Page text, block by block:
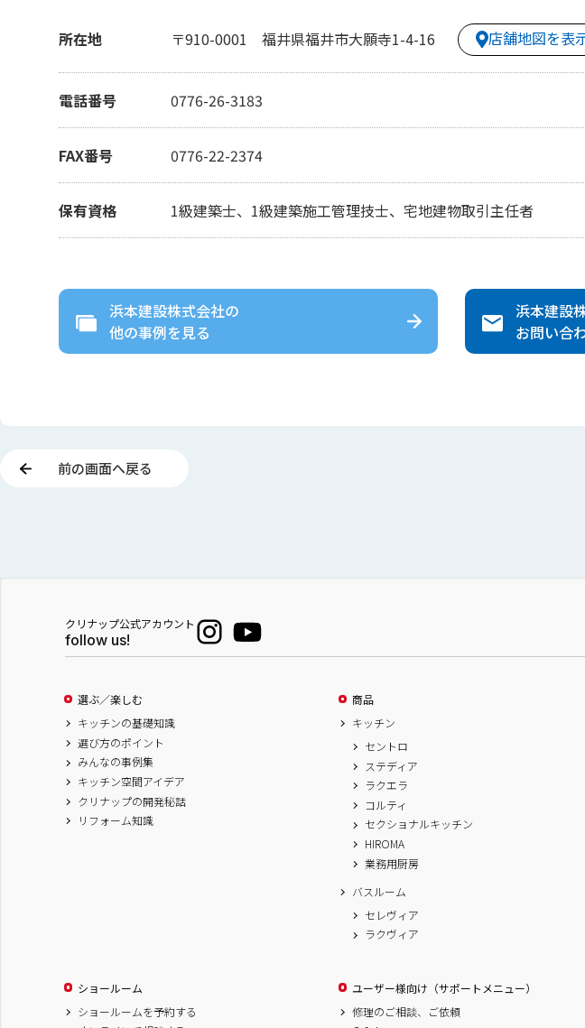
所在地 〒910-0001 福井県福井市大願寺1-4-16 店舗地図を表
電話番号 0776-26-3183
FAX番号 0776-22-2374
保有資格 1級建築士、1級建築施工管理技士、宅地建物取引主任者
浜本建設株式会社の
他の事例を見る
浜本建設
お問い合
前の画面へ戻る
クリナップ公式アカウント
follow us!
選ぶ／楽しむ
キッチンの基礎知識
選び方のポイント
みんなの事例集
キッチン空間アイデア
クリナップの開発秘話
リフォーム知識
商品
キッチン
セントロ
ステディア
ラクエラ
コルティ
セクショナルキッチン
HIROMA
業務用厨房
バスルーム
セレヴィア
ラクヴィア
ショールーム
ショールームを予約する
ユーザー様向け（サポートメニュー）
修理のご相談、ご依頼